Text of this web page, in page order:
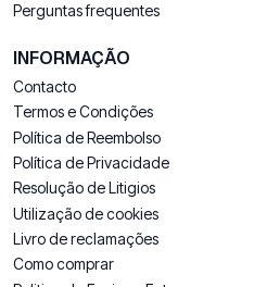
Perguntas frequentes
INFORMAÇÃO
Contacto
Termos e Condições
Política de Reembolso
Política de Privacidade
Resolução de Litigios
Utilização de cookies
Livro de reclamações
Como comprar